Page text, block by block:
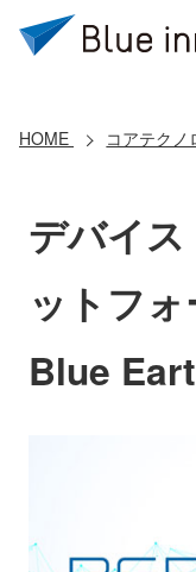
会社情報
HOME コアテクノ
デバイ
ットフ
Blue